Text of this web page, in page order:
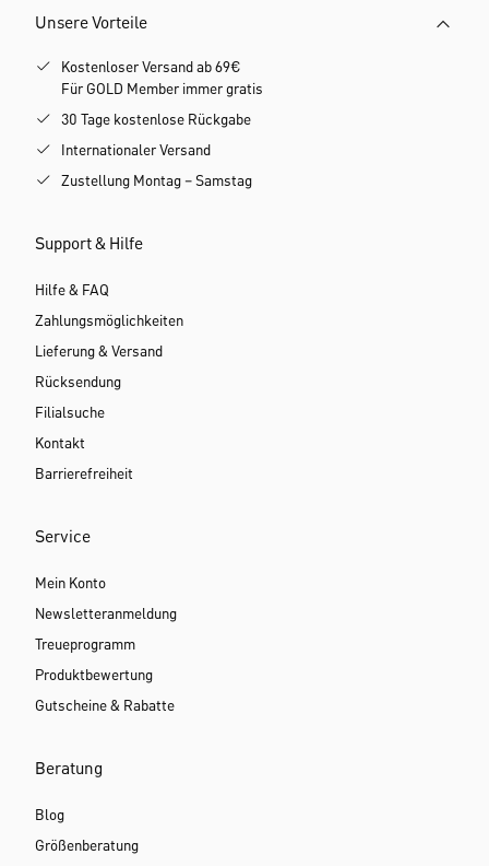
Unsere Vorteile
Kostenloser Versand ab 69€
Für GOLD Member immer gratis
30 Tage kostenlose Rückgabe
Internationaler Versand
Zustellung Montag – Samstag
Support & Hilfe
Hilfe & FAQ
Zahlungsmöglichkeiten
Lieferung & Versand
Rücksendung
Filialsuche
Kontakt
Barrierefreiheit
Service
Mein Konto
Newsletteranmeldung
Treueprogramm
Produktbewertung
Gutscheine & Rabatte
Beratung
Blog
Größenberatung